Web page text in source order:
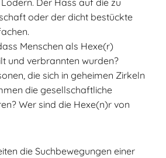
Der Hass auf die zu
oder der dicht bestückte
Menschen als Hexe(r)
und verbrannten wurden?
die sich in geheimen Zirkeln
die gesellschaftliche
Wer sind die Hexe(n)r von
die Suchbewegungen einer